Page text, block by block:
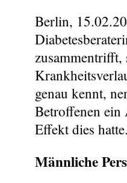
Berlin,
zusammentrifft,
genau kennt,
Betroffenen ein
Effekt dies hatte.
Männliche